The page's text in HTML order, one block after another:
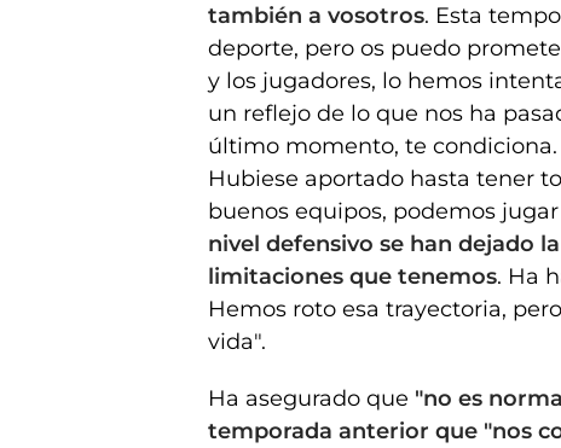
también a vosotros. Esta
deporte, pero os puedo
y los jugadores, lo hemos
un reflejo de lo que nos ha
último momento, te
Hubiese aportado hasta tener
buenos equipos, podemos
nivel defensivo se han dejado
limitaciones que tenemos. Ha
Hemos roto esa trayectoria,
vida".
Ha asegurado que "no es
temporada anterior que "nos